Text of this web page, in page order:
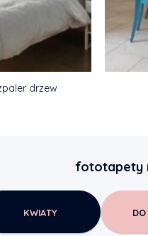
drzew
fototapety
KWIATY